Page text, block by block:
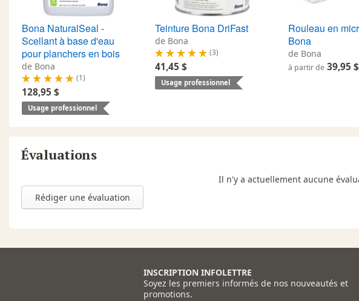
Bona NaturalSeal -
Scellant à base d'eau
pour planchers en bois
de Bona
(1)
128,95 $
Usage professionnel
Teinture Bona DriFast
de Bona
(3)
41,45 $
Usage professionnel
Rouleau en
Bona
de Bona
à partir de 39,95 $
Évaluations
Rédiger une évaluation
Il n'y a actuellement aucune
INSCRIPTION INFOLETTRE
Soyez les premiers informés de nos nouveautés et
promotions.